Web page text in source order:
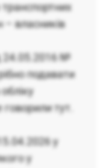
– власників
24.05.2016 №
подавати
тут.
у
у